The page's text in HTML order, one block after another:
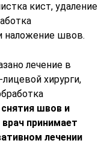
кист, удаление
наложение швов.
лечение в
хирурги,
швов и
принимает
лечении